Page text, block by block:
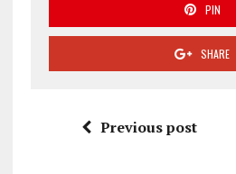
PIN
SHARE
Previous post